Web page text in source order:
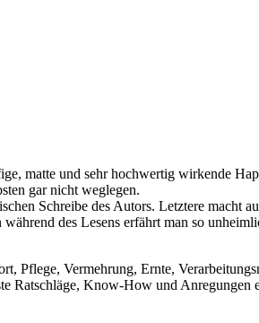
matte und sehr hochwertig wirkende
gar nicht weglegen.
Schreibe des Autors. Letztere macht
des Lesens erfährt man so
Pflege, Vermehrung, Ernte,
Know-How und Anregungen